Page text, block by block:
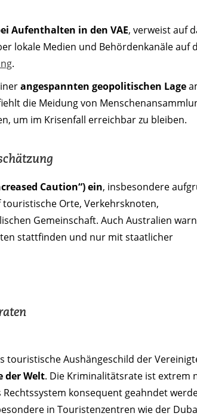
Aufenthalten in den VAE, verweist auf
lokale Medien und Behördenkanäle auf
.
angespannten geopolitischen Lage
die Meidung von
um im Krisenfall erreichbar zu bleiben.
Caution“) ein, insbesondere
Orte, Verkehrsknoten,
Gemeinschaft. Auch Australien
stattfinden und nur mit staatlicher
touristische Aushängeschild der
der Welt. Die Kriminalitätsrate ist extrem
konsequent geahndet
in Touristenzentren wie der